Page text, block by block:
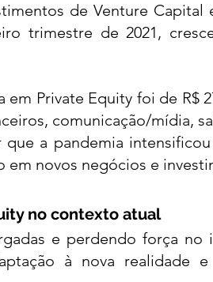
de Venture Capital
trimestre de 2021,
Private Equity foi de R$
comunicação/mídia,
que a pandemia
em novos negócios e
no contexto atual
e perdendo força no
à nova realidade